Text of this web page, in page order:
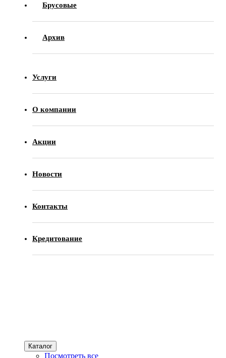
Брусовые
Архив
Услуги
О компании
Акции
Новости
Контакты
Кредитование
Каталог
Посмотреть все